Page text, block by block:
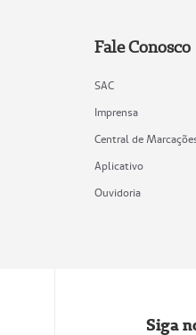
Fale Conosco
SAC
Imprensa
Central de
Aplicativo
Ouvidoria
Siga